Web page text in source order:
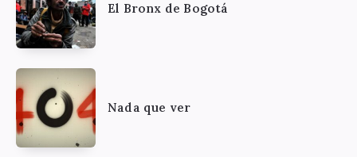
El Bronx de Bogotá
Nada que ver